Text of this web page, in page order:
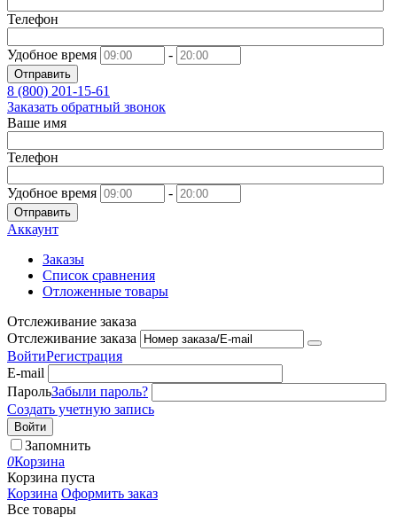
Телефон
Удобное время -
Отправить
8 (800) 201-15-61
Заказать обратный звонок
Ваше имя
Телефон
Удобное время -
Отправить
Аккаунт
Заказы
Список сравнения
Отложенные товары
Отслеживание заказа
Отслеживание заказа
ВойтиРегистрация
E-mail
ПарольЗабыли пароль?
Создать учетную запись
Войти
Запомнить
0Корзина
Корзина пуста
Корзина Оформить заказ
Все товары